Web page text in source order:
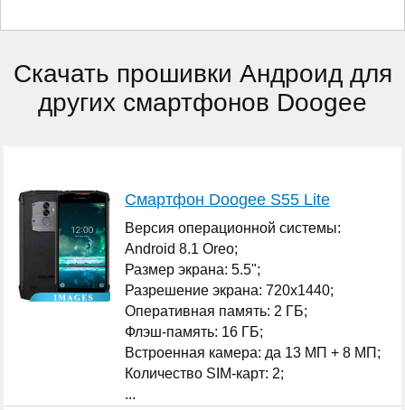
Скачать прошивки Андроид для
других смартфонов Doogee
Смартфон Doogee S55 Lite
Версия операционной системы:
Android 8.1 Oreo;
Размер экрана: 5.5";
Разрешение экрана: 720x1440;
Оперативная память: 2 ГБ;
Флэш-память: 16 ГБ;
Встроенная камера: да 13 МП + 8 МП;
Количество SIM-карт: 2;
...